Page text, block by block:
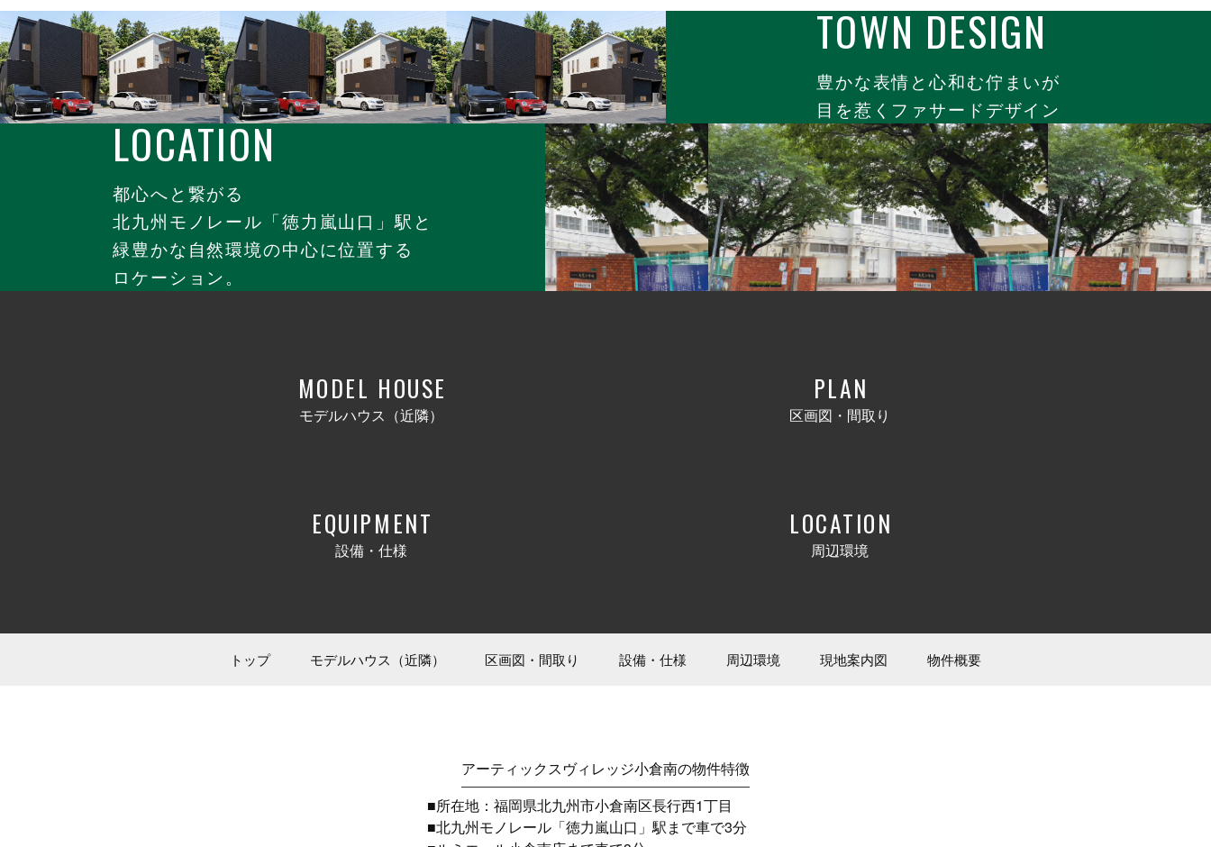
TOWN DESIGN
豊かな表情と心和む佇まいが
目を惹くファサードデザイン
LOCATION
都心へと繋がる
北九州モノレール「徳力嵐山口」駅と
緑豊かな自然環境の中心に位置する
ロケーション。
MODEL HOUSE
モデルハウス（近隣）
PLAN
区画図・間取り
EQUIPMENT
設備・仕様
LOCATION
周辺環境
トップ モデルハウス（近隣） 区画図・間取り 設備・仕様 周辺環境 現地案内図 物件概要
アーティックスヴィレッジ小倉南の物件特徴
■所在地：福岡県北九州市小倉南区長行西1丁目
■北九州モノレール「徳力嵐山口」駅まで車で3分